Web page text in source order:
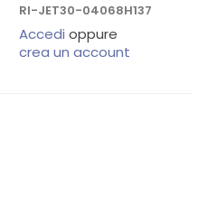
RI-JET30-04068H137
Accedi oppure
crea un account